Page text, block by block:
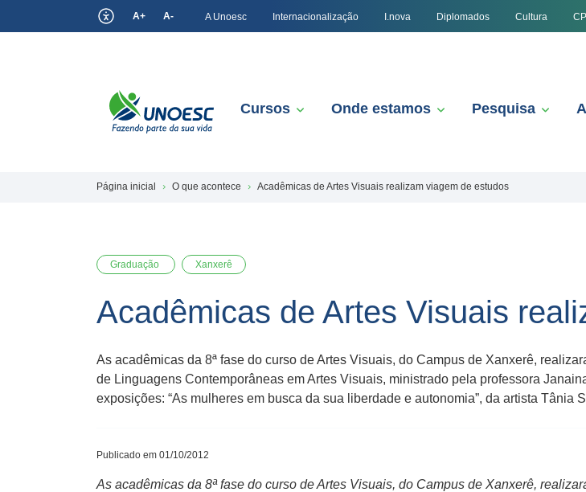
A+ A- A Unoesc Internacionalização I.nova Diplomados Cultura
Cursos Onde estamos Pesquisa
Página inicial O que acontece Acadêmicas de Artes Visuais realizam viagem de estudos
Graduação Xanxerê
Acadêmicas de Artes Visuais
As acadêmicas da 8ª fase do curso de Artes Visuais, do Campus de Xanxerê,
de Linguagens Contemporâneas em Artes Visuais, ministrado pela professora
exposições: “As mulheres em busca da sua liberdade e autonomia”, da artista Tânia
Publicado em 01/10/2012
As acadêmicas da 8ª fase do curso de Artes Visuais, do Campus de Xanxerê,